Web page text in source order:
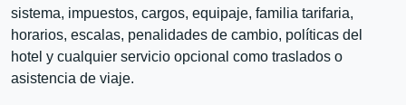
sistema, impuestos, cargos, equipaje, familia tarifaria,
horarios, escalas, penalidades de cambio, políticas del
hotel y cualquier servicio opcional como traslados o
asistencia de viaje.